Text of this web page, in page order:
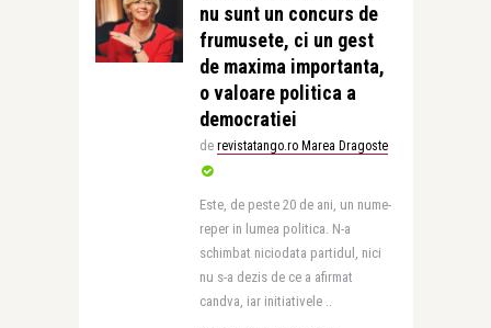
nu sunt un concurs de
frumusete, ci un gest
de maxima importanta,
o valoare politica a
democratiei
de revistatango.ro Marea Dragoste
Este, de peste 20 de ani, un nume-
reper in lumea politica. N-a
schimbat niciodata partidul, nici
nu s-a dezis de ce a afirmat
candva, iar initiativele ..